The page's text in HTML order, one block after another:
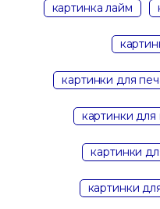
картинка лайм
картинки для
картинки для
картинки
картинки